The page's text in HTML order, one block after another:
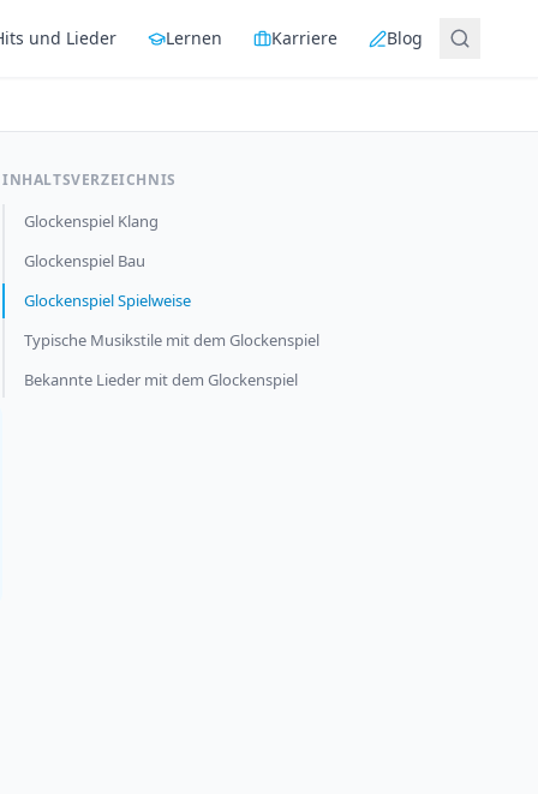
und Lieder Lernen Karriere Blog
INHALTSVERZEICHNIS
Glockenspiel Klang
Glockenspiel Bau
Glockenspiel Spielweise
Typische Musikstile mit dem Glockenspiel
Bekannte Lieder mit dem Glockenspiel